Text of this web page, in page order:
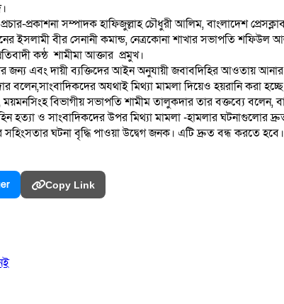
প্রকাশনা সম্পাদক হাফিজুল্লাহ চৌধুরী আলিম, বাংলাদেশ
ইসলামী বীর সেনানী কমান্ড, নেত্রকোনা শাখার সভাপতি
কন্ঠ শামীমা আক্তার প্রমুখ।
জন্য এবং দায়ী ব্যক্তিদের আইন অনুযায়ী জবাবদিহির আওতায়
বলেন,সাংবাদিকদের অযথাই মিথ্যা মামলা দিয়েও হয়রানি করা
ময়মনসিংহ বিভাগীয় সভাপতি শামীম তালুকদার তার বক্তব্যে
হত্যা ও সাংবাদিকদের উপর মিথ্যা মামলা -হামলার ঘটনাগুলোর
ঘটনা বৃদ্ধি পাওয়া উদ্বেগ জনক। এটি দ্রুত বন্ধ করতে
Copy Link